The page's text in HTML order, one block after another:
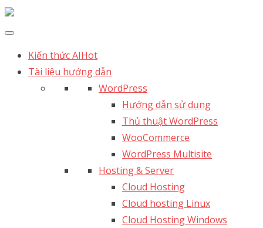
Kiến thức AIHot
Tài liệu hướng dẫn
WordPress
Hướng dẫn sử dụng
Thủ thuật WordPress
WooCommerce
WordPress Multisite
Hosting & Server
Cloud Hosting
Cloud hosting Linux
Cloud Hosting Windows